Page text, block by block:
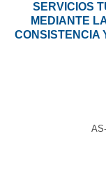
SERVICIOS
MEDIANTE
CONSISTENCIA